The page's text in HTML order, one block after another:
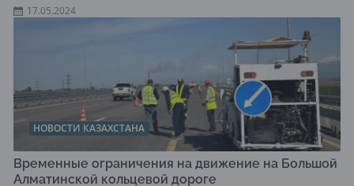
17.05.2024
НОВОСТИ КАЗАХСТАНА
Временные ограничения на движение на Большой
Алматинской кольцевой дороге